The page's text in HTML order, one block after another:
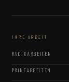
IHRE ARBEIT
RADIOARBEITEN
PRINTARBEITEN